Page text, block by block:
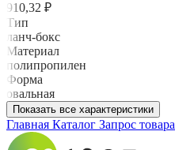
910,32 ₽
Тип
ланч-бокс
Материал
полипропилен
Форма
овальная
Показать все характеристики
Главная Каталог Запрос товара